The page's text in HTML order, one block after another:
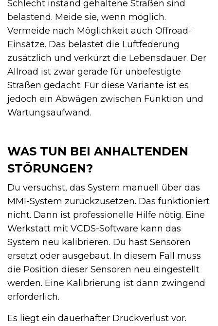
Schlecht instand gehaltene Straßen sind
belastend. Meide sie, wenn möglich.
Vermeide nach Möglichkeit auch Offroad-
Einsätze. Das belastet die Luftfederung
zusätzlich und verkürzt die Lebensdauer. Der
Allroad ist zwar gerade für unbefestigte
Straßen gedacht. Für diese Variante ist es
jedoch ein Abwägen zwischen Funktion und
Wartungsaufwand.
WAS TUN BEI ANHALTENDEN
STÖRUNGEN?
Du versuchst, das System manuell über das
MMI-System zurückzusetzen. Das funktioniert
nicht. Dann ist professionelle Hilfe nötig. Eine
Werkstatt mit VCDS-Software kann das
System neu kalibrieren. Du hast Sensoren
ersetzt oder ausgebaut. In diesem Fall muss
die Position dieser Sensoren neu eingestellt
werden. Eine Kalibrierung ist dann zwingend
erforderlich.
Es liegt ein dauerhafter Druckverlust vor.